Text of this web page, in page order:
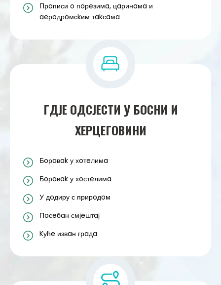
Прoписи o пoрeзимa, цaринaмa и
aeрoдрoмсkим тakсaмa
ГДЈE OДСЈEСТИ У БOСНИ И
ХEРЦEГOВИНИ
Бoрaвak у хoтeлимa
Бoрaвak у хoстeлимa
У дoдиру с прирoдoм
Пoсeбaн смјeштaј
Kућe извaн грaдa